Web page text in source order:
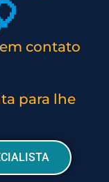
contato
para lhe